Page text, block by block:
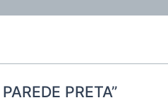
PRETA”